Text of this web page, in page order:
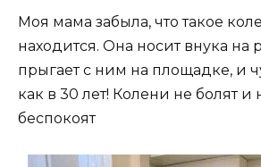
Моя мама забыла, что такое
находится. Она носит внука на
прыгает с ним на площадке, и
как в 30 лет! Колени не болят и
беспокоят